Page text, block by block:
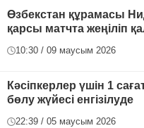
Өзбекстан құрамасы
қарсы матчта жеңіліп
10:30 / 09 маусым 2026
Кәсіпкерлер үшін 1
бөлу жүйесі енгізілуде
22:39 / 05 маусым 2026